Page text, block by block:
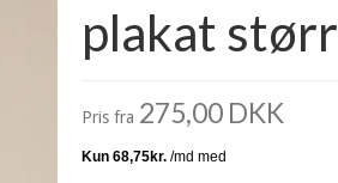
plakat
Pris fra 275,00 DKK